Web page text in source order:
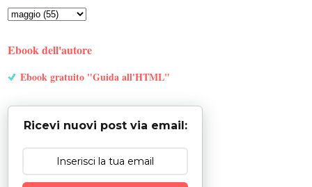
Ebook dell'autore
Ebook gratuito "Guida all'HTML"
Ricevi nuovi post via email: